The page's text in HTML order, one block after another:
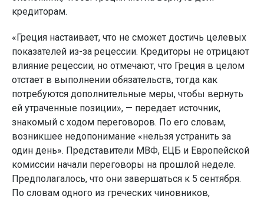
кредиторам.
«Греция настаивает, что не сможет достичь целевых
показателей из-за рецессии. Кредиторы не отрицают
влияние рецессии, но отмечают, что Греция в целом
отстает в выполнении обязательств, тогда как
потребуются дополнительные меры, чтобы вернуть
ей утраченные позиции», — передает источник,
знакомый с ходом переговоров. По его словам,
возникшее недопонимание «нельзя устранить за
один день». Представители МВФ, ЕЦБ и Европейской
комиссии начали переговоры на прошлой неделе.
Предполагалось, что они завершаться к 5 сентября.
По словам одного из греческих чиновников,